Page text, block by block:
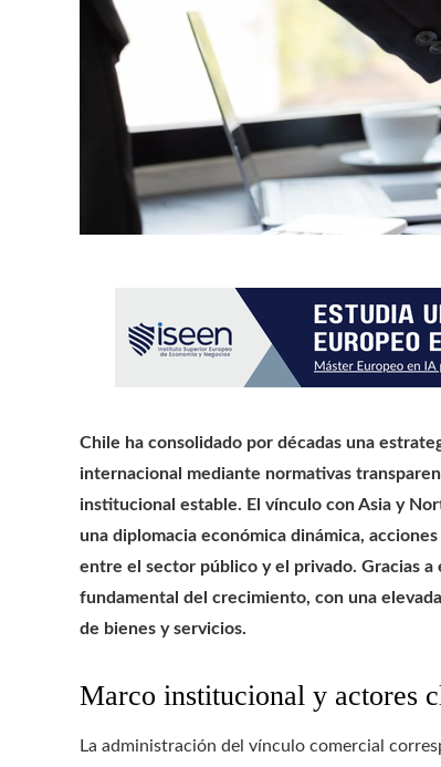
Chile ha consolidado por décadas una
internacional mediante normativas
institucional estable. El vínculo con Asia y
una diplomacia económica dinámica,
entre el sector público y el privado. Gracias
fundamental del crecimiento, con una
de bienes y servicios.
Marco institucional y actores
La administración del vínculo comercial